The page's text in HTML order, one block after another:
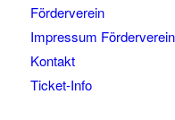
Förderverein
Impressum Förderverein
Kontakt
Ticket-Info